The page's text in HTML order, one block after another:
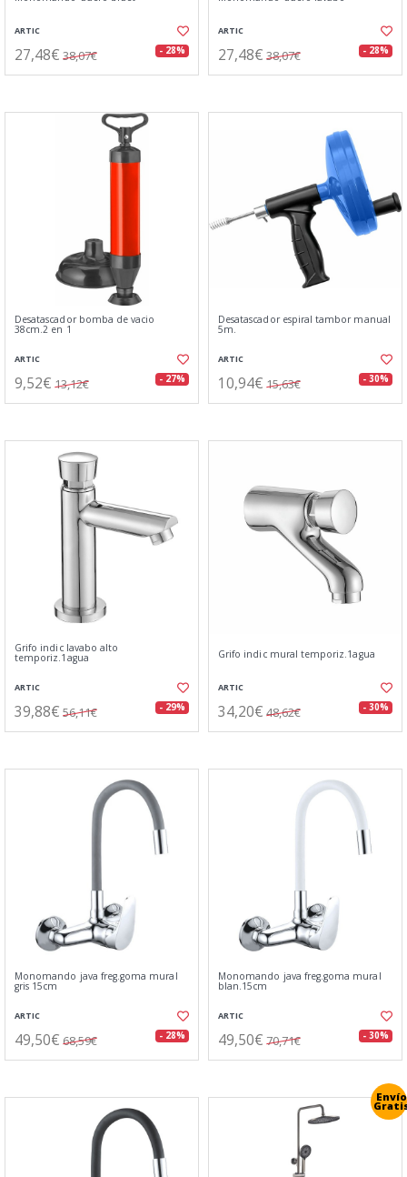
ARTIC
27,48€ 38,07€ - 28%
ARTIC
27,48€ 38,07€ - 28%
Desatascador bomba de vacio
38cm.2 en 1
ARTIC
9,52€ 13,12€ - 27%
Desatascador espiral tambor manual
5m.
ARTIC
10,94€ 15,63€ - 30%
Grifo indic lavabo alto
temporiz.1agua
ARTIC
39,88€ 56,11€ - 29%
Grifo indic mural temporiz.1agua
ARTIC
34,20€ 48,62€ - 30%
Monomando java freg.goma mural
gris 15cm
ARTIC
49,50€ 68,59€ - 28%
Monomando java freg.goma mural
blan.15cm
ARTIC
49,50€ 70,71€ - 30%
Envío